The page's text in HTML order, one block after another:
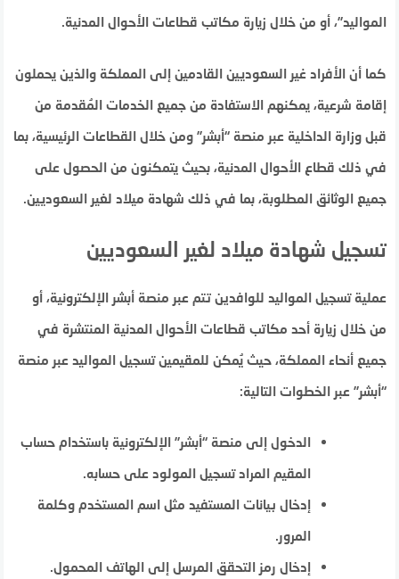
المواليد”، أو من خلال زيارة مكاتب قطاعات الأحوال المدنية.
كما أن الأفراد غير السعوديين القادمين إلى المملكة والذين يحملون
إقامة شرعية، يمكنهم الاستفادة من جميع الخدمات المُقدمة من
قبل وزارة الداخلية عبر منصة “أبشر” ومن خلال القطاعات الرئيسية، بما
في ذلك قطاع الأحوال المدنية، بحيث يتمكنون من الحصول على
جميع الوثائق المطلوبة، بما في ذلك شهادة ميلاد لغير السعوديين.
تسجيل شهادة ميلاد لغير السعوديين
عملية تسجيل المواليد للوافدين تتم عبر منصة أبشر الإلكترونية، أو
من خلال زيارة أحد مكاتب قطاعات الأحوال المدنية المنتشرة في
جميع أنحاء المملكة، حيث يُمكن للمقيمين تسجيل المواليد عبر منصة
“أبشر” عبر الخطوات التالية:
الدخول إلى منصة “أبشر” الإلكترونية باستخدام حساب
المقيم المراد تسجيل المولود على حسابه.
إدخال بيانات المستفيد مثل اسم المستخدم وكلمة
المرور.
إدخال رمز التحقق المرسل إلى الهاتف المحمول.